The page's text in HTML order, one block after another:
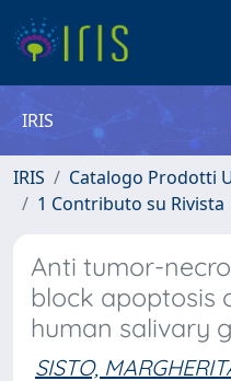
IRIS
IRIS
Catalogo Prodotti
1 Contributo su Rivista
Anti tumor-
block apoptosis
human salivary
SISTO,